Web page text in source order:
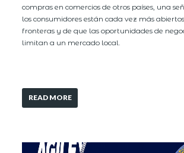
compras en comercios de otros países, una
los consumidores están cada vez más
fronteras y de que las oportunidades de
limitan a un mercado local.
READ MORE